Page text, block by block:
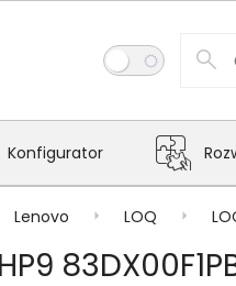
Konfigurator
Lenovo LOQ